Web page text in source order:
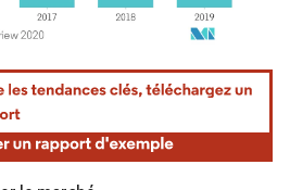
réutilisation nécessite une attribution sous CC BY